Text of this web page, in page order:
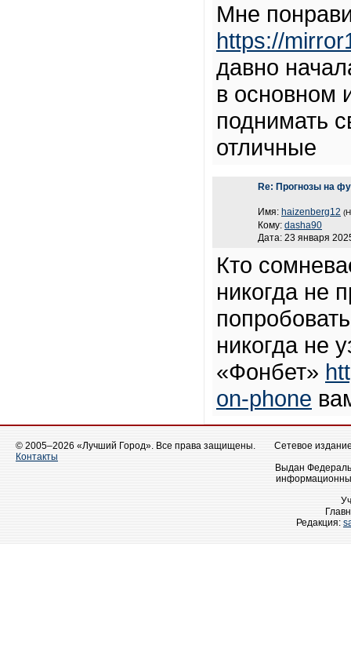
Мне
https://
давно
в основном
поднимать
отличные
Re: Прогнозы на
Имя: haizenberg12
Кому: dasha90
Дата: 23 января
Кто
никогда не
никогда не
«Фонбет»
on-phone
© 2005–2026 «Лучший Город». Все права защищены.
Контакты
Сетевое
Выдан
Редакция: